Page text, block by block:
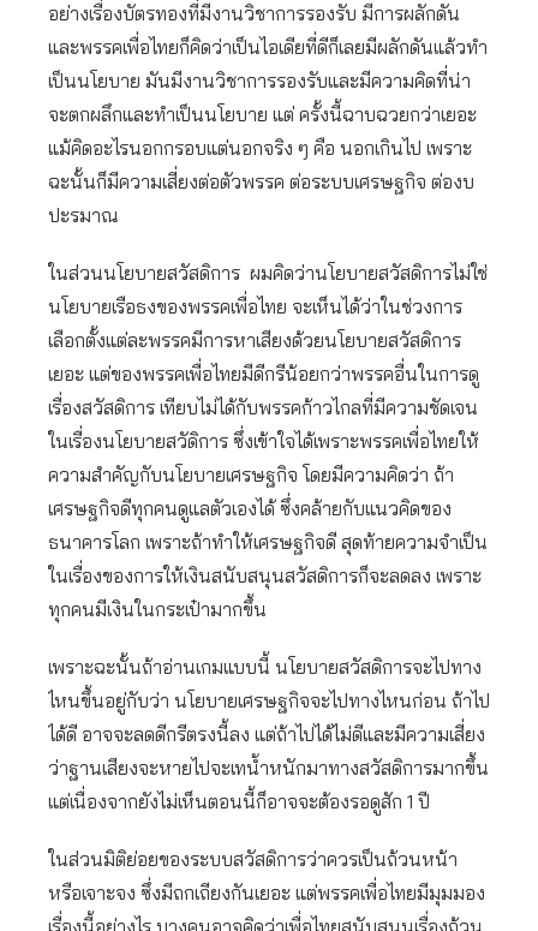
อย่างเรื่องบัตรทองที่มีงานวิชาการรองรับ มีการผลักดัน
และพรรคเพื่อไทยก็คิดว่าเป็นไอเดียที่ดีก็เลยมีผลักดันแล้วทำ
เป็นนโยบาย มันมีงานวิชาการรองรับและมีความคิดที่น่า
จะตกผลึกและทำเป็นนโยบาย แต่ ครั้งนี้ฉาบฉวยกว่าเยอะ
แม้คิดอะไรนอกกรอบแต่นอกจริง ๆ คือ นอกเกินไป เพราะ
ฉะนั้นก็มีความเสี่ยงต่อตัวพรรค ต่อระบบเศรษฐกิจ ต่องบ
ปะรมาณ
ในส่วนนโยบายสวัสดิการ ผมคิดว่านโยบายสวัสดิการไม่ใช่
นโยบายเรือธงของพรรคเพื่อไทย จะเห็นได้ว่าในช่วงการ
เลือกตั้งแต่ละพรรคมีการหาเสียงด้วยนโยบายสวัสดิการ
เยอะ แต่ของพรรคเพื่อไทยมีดีกรีน้อยกว่าพรรคอื่นในการดู
เรื่องสวัสดิการ เทียบไม่ได้กับพรรคก้าวไกลที่มีความชัดเจน
ในเรื่องนโยบายสวัดิการ ซึ่งเข้าใจได้เพราะพรรคเพื่อไทยให้
ความสำคัญกับนโยบายเศรษฐกิจ โดยมีความคิดว่า ถ้า
เศรษฐกิจดีทุกคนดูแลตัวเองได้ ซึ่งคล้ายกับแนวคิดของ
ธนาคารโลก เพราะถ้าทำให้เศรษฐกิจดี สุดท้ายความจำเป็น
ในเรื่องของการให้เงินสนับสนุนสวัสดิการก็จะลดลง เพราะ
ทุกคนมีเงินในกระเป๋ามากขึ้น
เพราะฉะนั้นถ้าอ่านเกมแบบนี้ นโยบายสวัสดิการจะไปทาง
ไหนขึ้นอยู่กับว่า นโยบายเศรษฐกิจจะไปทางไหนก่อน ถ้าไป
ได้ดี อาจจะลดดีกรีตรงนี้ลง แต่ถ้าไปได้ไม่ดีและมีความเสี่ยง
ว่าฐานเสียงจะหายไปจะเทน้ำหนักมาทางสวัสดิการมากขึ้น
แต่เนื่องจากยังไม่เห็นตอนนี้ก็อาจจะต้องรอดูสัก 1 ปี
ในส่วนมิติย่อยของระบบสวัสดิการว่าควรเป็นถ้วนหน้า
หรือเจาะจง ซึ่งมีถกเถียงกันเยอะ แต่พรรคเพื่อไทยมีมุมมอง
เรื่องนี้อย่างไร บางคนอาจคิดว่าเพื่อไทยสนับสนุนเรื่องถ้วน